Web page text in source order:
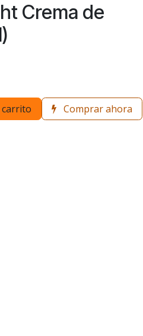
Crema de
carrito Comprar ahora